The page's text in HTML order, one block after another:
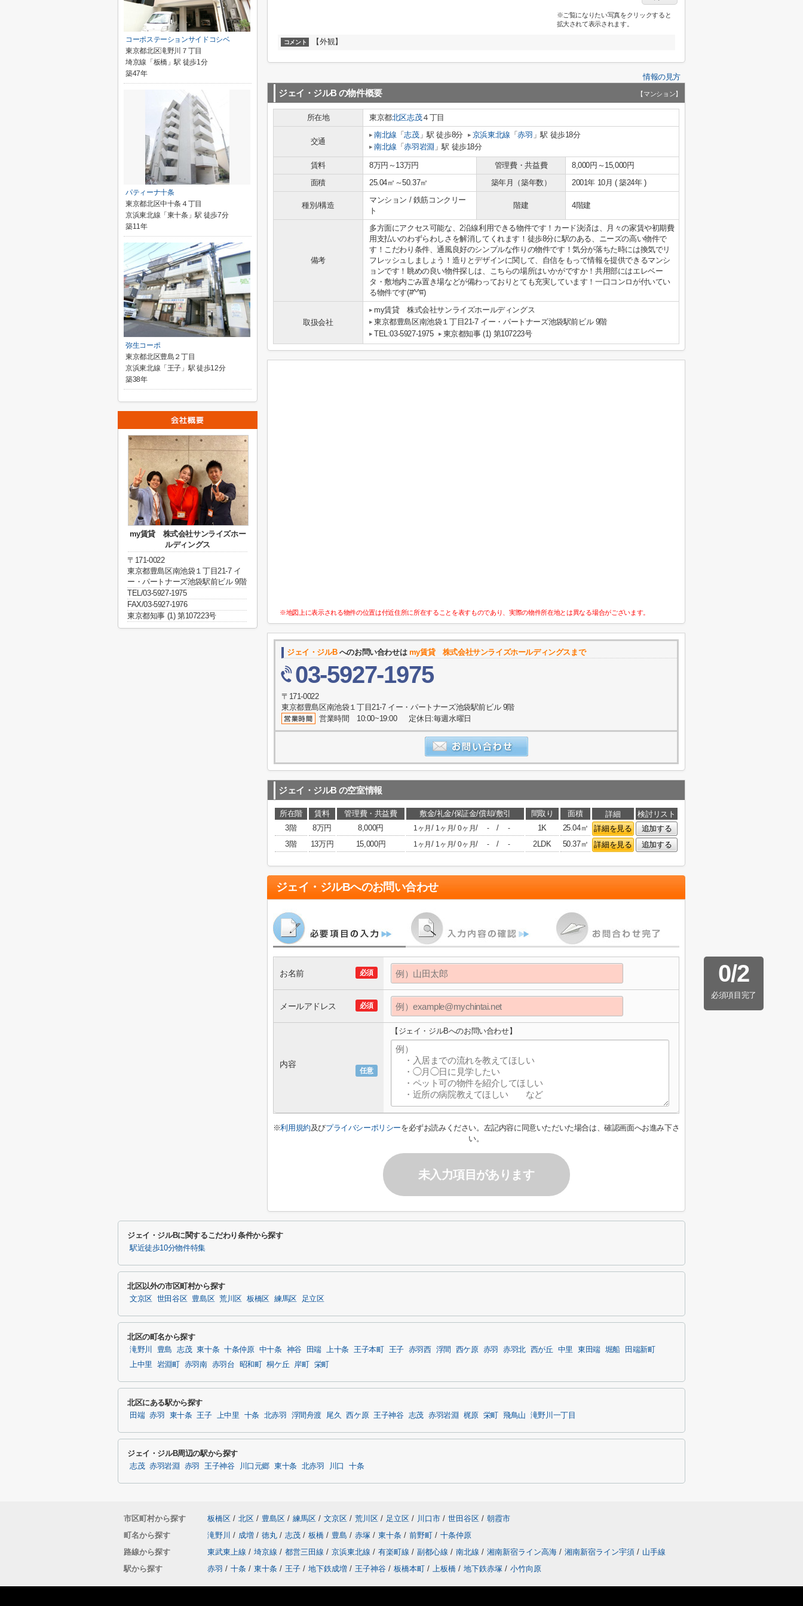
※ご覧になりたい写真をクリックすると
拡大されて表示されます。
コメント 【外観】
情報の見方
ジェイ・ジルB の物件概要 【マンション】
所在地 東京都北区志茂４丁目
交通
南北線 「志茂」駅 徒歩8分 京浜東北線 「赤羽 」駅 徒歩18分
南北線 「赤羽岩淵 」駅 徒歩18分
賃料 8万円～13万円 管理費・共益費
8,000円～15,000円
面積
25.04㎡～50.37㎡ 築年月（築年数） 2001年 10月 ( 築24年 )
種別/構造
マンション / 鉄筋コンクリー
ト
階建 4階建
備考
多方面にアクセス可能な、2沿線利用できる物件です！カード決済は、月々の家賃や初期費
用支払いのわずらわしさを解消してくれます！徒歩8分に駅のある、ニーズの高い物件で
す！こだわり条件、通風良好のシンプルな作りの物件です！気分が落ちた時には換気でリ
フレッシュしましょう！造りとデザインに関して、自信をもって情報を提供できるマンシ
ョンです！眺めの良い物件探しは、こちらの場所はいかがですか！共用部にはエレベー
タ・敷地内ごみ置き場などが備わっておりとても充実しています！一口コンロが付いてい
る物件です(#^^#)
取扱会社
my賃貸 株式会社サンライズホールディングス
東京都豊島区南池袋１丁目21-7 イー・パートナーズ池袋駅前ビル 9階
TEL:03-5927-1975
東京都知事 (1) 第107223号
※地図上に表示される物件の位置は付近住所に所在することを表すものであり、実際の物件所在地とは異なる場合がございます。
ジェイ・ジルBへのお問い合わせは my賃貸 株式会社サンライズホールディングスまで
03-5927-1975
〒171-0022
東京都豊島区南池袋１丁目21-7 イー・パートナーズ池袋駅前ビル 9階
営業時間 10:00~19:00 定休日:毎週水曜日
ジェイ・ジルB の空室情報
所在階 賃料 管理費・共益費 敷金/礼金/保証金/償却/敷引 間取り 面積 詳細
検討リスト
3階
8万円 8,000円 1ヶ月/ 1ヶ月/0ヶ月/ - / - 1K 25.04㎡ 詳細を見る
追加する
3階
13万円 15,000円 1ヶ月/ 1ヶ月/0ヶ月/ - / - 2LDK 50.37㎡ 詳細を見る 追加する
ジェイ・ジルBへのお問い合わせ
0/2
必須項目完了
必須
お名前
必須
メールアドレス
任意
内容
【ジェイ・ジルBへのお問い合わせ】
※利用規約及びプライバシーポリシーを必ずお読みください。左記内容に同意いただいた場合は、確認画面へお進み下さ
い。
未入力項目があります
コーポステーションサイドコシベ
東京都北区滝野川７丁目
埼京線「板橋」駅 徒歩1分
築47年
パティーナ十条
東京都北区中十条４丁目
京浜東北線「東十条」駅 徒歩7分
築11年
弥生コーポ
東京都北区豊島２丁目
京浜東北線「王子」駅 徒歩12分
築38年
my賃貸 株式会社サンライズホー
ルディングス
〒171-0022
東京都豊島区南池袋１丁目21-7 イ
ー・パートナーズ池袋駅前ビル 9階
TEL/03-5927-1975
FAX/03-5927-1976
東京都知事 (1) 第107223号
ジェイ・ジルBに関するこだわり条件から探す
駅近徒歩10分物件特集
北区以外の市区町村から探す
文京区 世田谷区 豊島区 荒川区 板橋区 練馬区 足立区
北区の町名から探す
滝野川 豊島 志茂 東十条 十条仲原 中十条 神谷 田端 上十条 王子本町 王子 赤羽西 浮間 西ケ原 赤羽 赤羽北 西が丘 中里 東田端 堀船
田端新町
上中里
岩淵町 赤羽南 赤羽台 昭和町 桐ケ丘 岸町 栄町
北区にある駅から探す
田端 赤羽 東十条 王子 上中里 十条 北赤羽 浮間舟渡 尾久 西ケ原 王子神谷 志茂 赤羽岩淵 梶原 栄町 飛鳥山 滝野川一丁目
ジェイ・ジルB周辺の駅から探す
志茂 赤羽岩淵 赤羽 王子神谷 川口元郷 東十条 北赤羽 川口 十条
市区町村から探す 板橋区 / 北区 / 豊島区 / 練馬区 / 文京区 / 荒川区 / 足立区 / 川口市 / 世田谷区 / 朝霞市
町名から探す
滝野川 / 成増 / 徳丸 / 志茂 / 板橋 / 豊島 / 赤塚 / 東十条 / 前野町 / 十条仲原
路線から探す
東武東上線 / 埼京線 / 都営三田線 / 京浜東北線 / 有楽町線 / 副都心線 / 南北線 / 湘南新宿ライン高海 / 湘南新宿ライン宇須 / 山手線
駅から探す
赤羽 / 十条 / 東十条 / 王子 / 地下鉄成増 / 王子神谷 / 板橋本町 / 上板橋 / 地下鉄赤塚 / 小竹向原